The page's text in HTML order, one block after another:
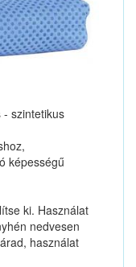
- szintetikus
képességű
ki. Használat
nedvesen
használat